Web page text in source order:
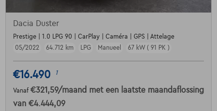
Dacia Duster
Prestige | 1.0 LPG 90 | CarPlay | Caméra | GPS | Attelage
05/2022
64.712 km LPG Manueel 67 kW ( 91 PK )
€16.490 1
Vanaf €321,59/maand met een laatste maandaflossing
van €4.444,09